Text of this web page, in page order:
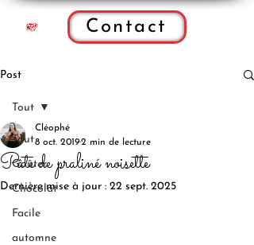
Contact
Post
Tout
Goûter
Chocolat
Facile
automne
Tout
Pâte de praliné noisette
Cléophé
8 oct. 20192 min de lecture
Dernière mise à jour : 22 sept. 2025